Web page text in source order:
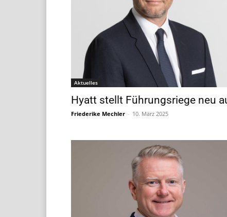
Aktuelles
Hyatt stellt Führungsriege neu
Friederike Mechler - 10. März 2025